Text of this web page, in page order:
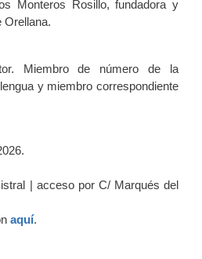
Monteros Rosillo, fundadora y
Orellana.
Miembro de número de la
y miembro correspondiente
| acceso por C/ Marqués del
aquí.